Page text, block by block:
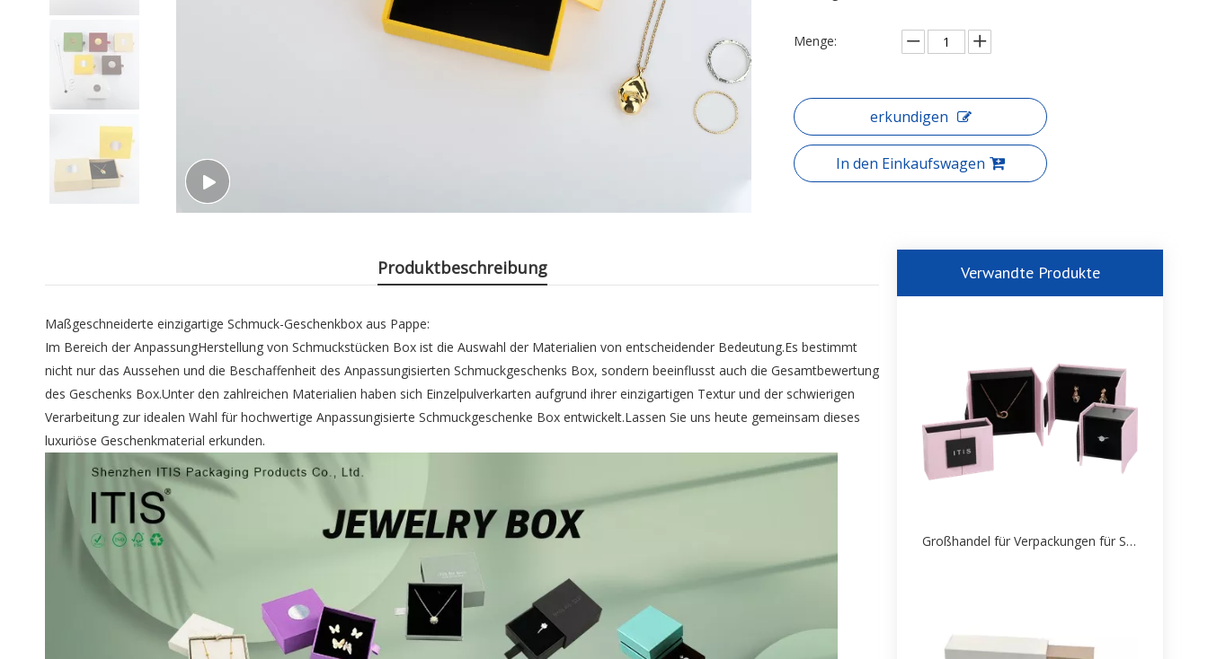
Menge:
erkundigen
In den Einkaufswagen
Produktbeschreibung
Maßgeschneiderte einzigartige Schmuck-Geschenkbox aus Pappe:
Im Bereich der AnpassungHerstellung von Schmuckstücken Box ist die Auswahl der Materialien von entscheidender Bedeutung.Es bestimmt
nicht nur das Aussehen und die Beschaffenheit des Anpassungisierten Schmuckgeschenks Box, sondern beeinflusst auch die Gesamtbewertung
des Geschenks Box.Unter den zahlreichen Materialien haben sich Einzelpulverkarten aufgrund ihrer einzigartigen Textur und der schwierigen
Verarbeitung zur idealen Wahl für hochwertige Anpassungisierte Schmuckgeschenke Box entwickelt.Lassen Sie uns heute gemeinsam dieses
luxuriöse Geschenkmaterial erkunden.
Verwandte Produkte
Großhandel für Verpackungen für Schmuckpapierschachteln